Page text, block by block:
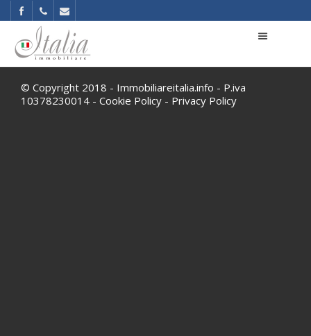
© Copyright 2018 - Immobiliareitalia.info - P.iva
10378230014 - Cookie Policy - Privacy Policy